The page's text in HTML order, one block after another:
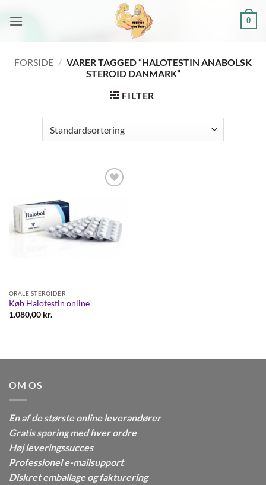
0
FORSIDE / VARER TAGGED “HALOTESTIN ANABOLSK
STEROID DANMARK”
FILTER
ORALE STEROIDER
Køb Halotestin online
1.080,00 kr.
OM OS
En af de største online leverandører
Gratis sporing med hver ordre
Høj leveringssucces
Professionel e-mailsupport
Diskret emballage og fakturering